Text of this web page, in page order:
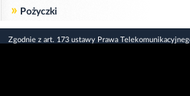
» Pożyczki
Zgodnie z art. 173 ustawy Prawa